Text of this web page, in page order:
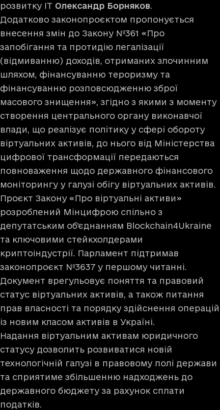
розвитку IT Олександр Борняков.
Додатково законопроєктом пропонується
внесення змін до Закону №361 «Про
запобігання та протидію легалізації
(відмиванню) доходів, отриманих злочинним
шляхом, фінансуванню тероризму та
фінансуванню розповсюдженню зброї
масового знищення», згідно з якими з моменту
створення центрального органу виконавчої
влади, що реалізує політику у сфері обороту
віртуальних активів, до нього від Міністерства
цифрової трансформації передаються
повноваження щодо державного фінансового
моніторингу у галузі обігу віртуальних активів.
Проєкт Закону «Про віртуальні активи»
розроблений Мінцифрою спільно з
депутатським об'єднанням Blockchain4Ukraine
та ключовими стейкхолдерами
криптоіндустрії. Парламент підтримав
законопроєкт №3637 у першому читанні.
Документ врегульовує поняття та правовий
статус віртуальних активів, а також питання
прав власності та порядку здійснення операцій
із новим класом активів в Україні.
Надання віртуальним активам юридичного
статусу дозволить розвиватися новій
технологічній галузі в правовому полі держави
та сприятиме збільшенню надходжень до
державного бюджету за рахунок сплати
податків.